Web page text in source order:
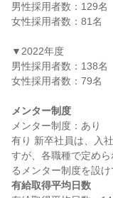
男性採用者数：129名
女性採用者数：81名
▼2022年度
男性採用者数：138名
女性採用者数：79名
メンター制度
メンター制度：あり
有り 新卒社員は、入
すが、各職種で定め
有給取得平均日数